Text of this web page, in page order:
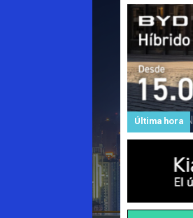
Última hora